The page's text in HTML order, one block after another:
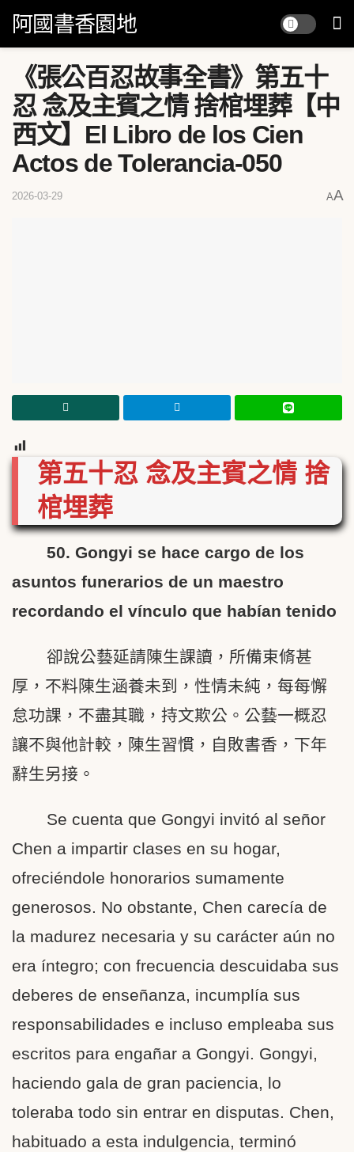
阿國書香園地
《張公百忍故事全書》第五十
忍 念及主賓之情 捨棺埋葬【中
西文】El Libro de los Cien
Actos de Tolerancia-050
2026-03-29 AA
第五十忍 念及主賓之情 捨
棺埋葬
50. Gongyi se hace cargo de los
asuntos funerarios de un maestro
recordando el vínculo que habían tenido
卻說公藝延請陳生課讀，所備束脩甚
厚，不料陳生涵養未到，性情未純，每每懈
怠功課，不盡其職，持文欺公。公藝一概忍
讓不與他計較，陳生習慣，自敗書香，下年
辭生另接。
Se cuenta que Gongyi invitó al señor
Chen a impartir clases en su hogar,
ofreciéndole honorarios sumamente
generosos. No obstante, Chen carecía de
la madurez necesaria y su carácter aún no
era íntegro; con frecuencia descuidaba sus
deberes de enseñanza, incumplía sus
responsabilidades e incluso empleaba sus
escritos para engañar a Gongyi. Gongyi,
haciendo gala de gran paciencia, lo
toleraba todo sin entrar en disputas. Chen,
habituado a esta indulgencia, terminó